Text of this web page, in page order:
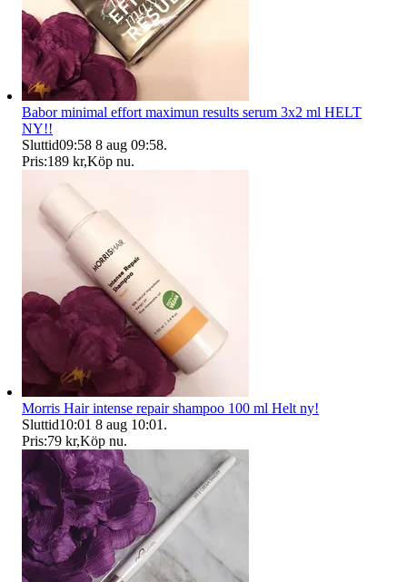
Babor minimal effort maximun results serum 3x2 ml HELT
NY!!
Sluttid09:58 8 aug 09:58.
Pris:189 kr,Köp nu.
Morris Hair intense repair shampoo 100 ml Helt ny!
Sluttid10:01 8 aug 10:01 .
Pris:79 kr,Köp nu.